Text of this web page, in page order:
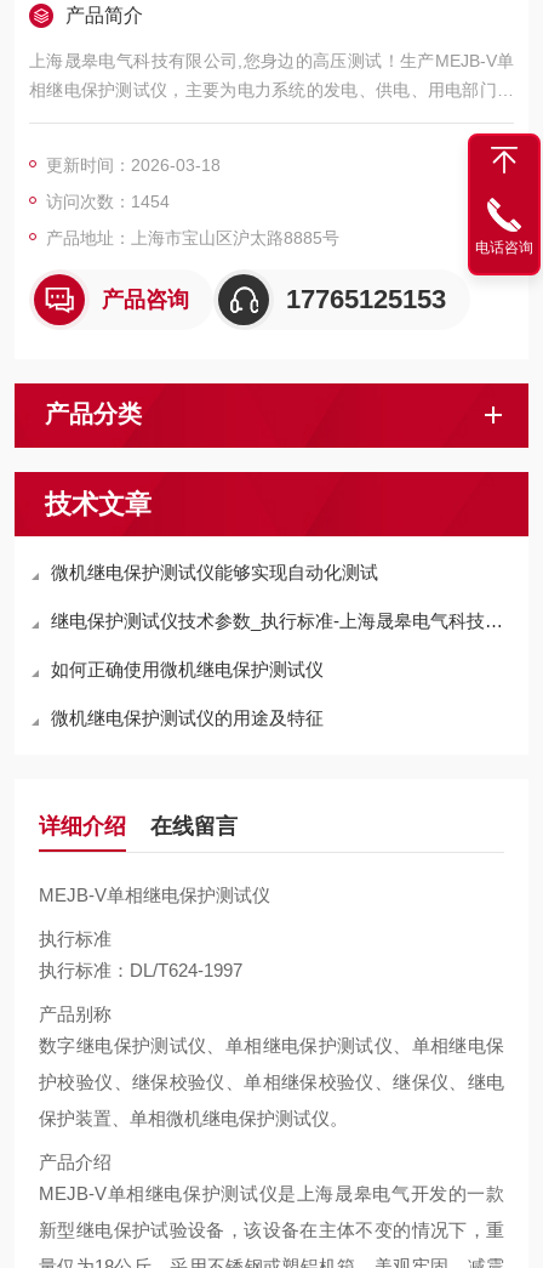
产品简介
上海晟皋电气科技有限公司,您身边的高压测试！生产MEJB-V单
相继电保护测试仪，主要为电力系统的发电、供电、用电部门，
科研机构与电力设备相关的生产企业，提供的高压试验设备和检
更新时间：2026-03-18
访问次数：1454
产品地址：上海市宝山区沪太路8885号
产品咨询 17765125153
产品分类
技术文章
微机继电保护测试仪能够实现自动化测试
继电保护测试仪技术参数_执行标准-上海晟皋电气科技有限公司
如何正确使用微机继电保护测试仪
微机继电保护测试仪的用途及特征
详细介绍 在线留言
MEJB-V单相继电保护测试仪
执行标准
执行标准：DL/T624-1997
产品别称
数字继电保护测试仪 单相继电保护测试仪 、单相继电保
护校验仪、继保校验仪、单相继保校验仪、继保仪、 继电
保护装置 、单相微机继电保护测试仪。
产品介绍
MEJB-V单相继电保护测试仪是上海晟皋电气开发的一款
新型继电保护试验设备，该设备在主体不变的情况下，重
电话咨询